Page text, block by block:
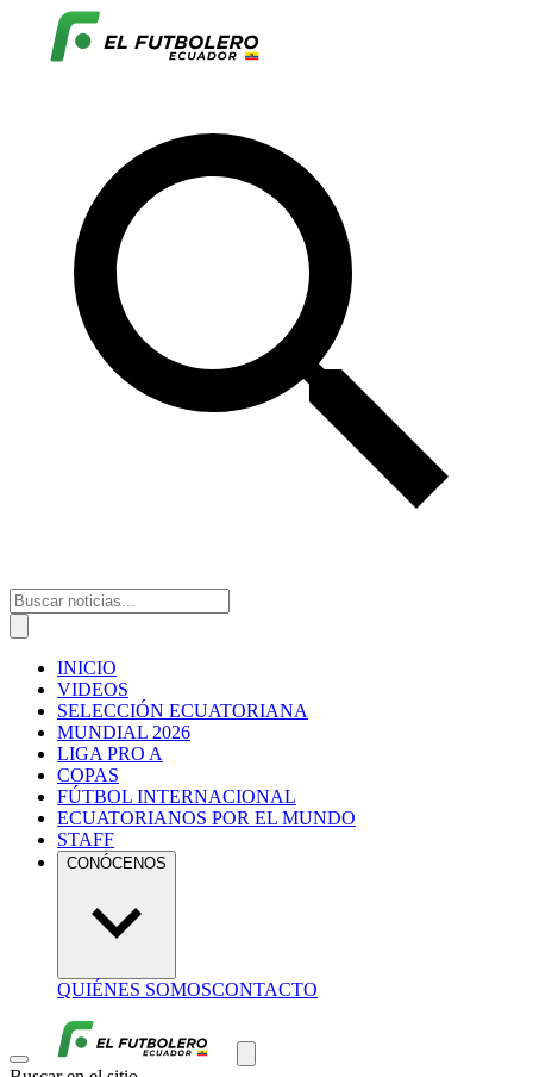
INICIO
VIDEOS
SELECCIÓN ECUATORIANA
MUNDIAL 2026
LIGA PRO A
COPAS
FÚTBOL INTERNACIONAL
ECUATORIANOS POR EL MUNDO
STAFF
CONÓCENOS
QUIÉNES SOMOSCONTACTO